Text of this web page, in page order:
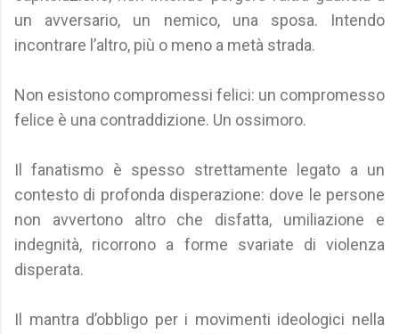
un avversario, un nemico, una sposa. Intendo
incontrare l’altro, più o meno a metà strada.
Non esistono compromessi felici: un compromesso
felice è una contraddizione. Un ossimoro.
Il fanatismo è spesso strettamente legato a un
contesto di profonda disperazione: dove le persone
non avvertono altro che disfatta, umiliazione e
indegnità, ricorrono a forme svariate di violenza
disperata.
Il mantra d’obbligo per i movimenti ideologici nella